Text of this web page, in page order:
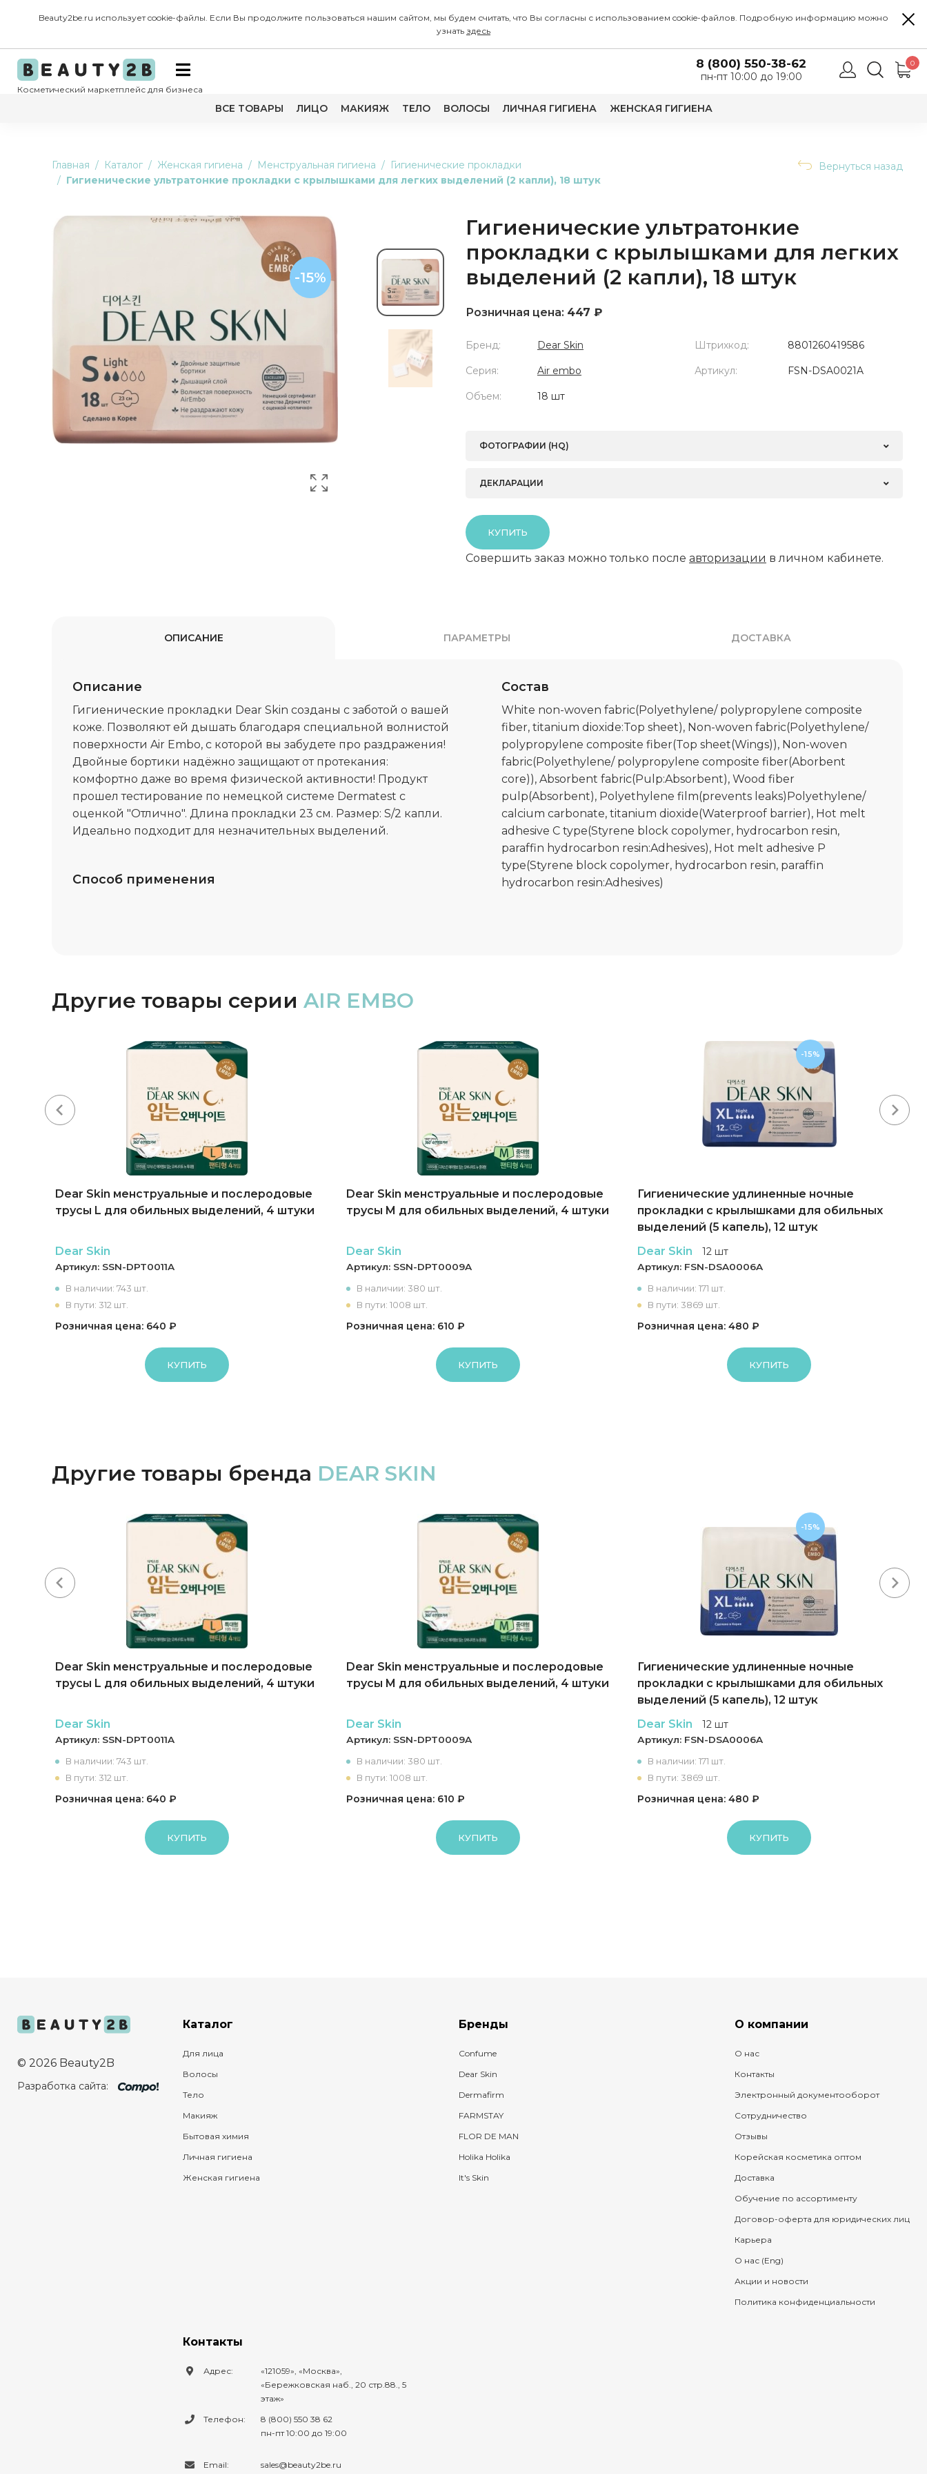
Beauty2be.ru использует cookie-файлы. Если Вы продолжите пользоваться нашим сайтом, мы будем считать, что Вы согласны с использованием cookie-файлов. Подробную информацию можно
узнать здесь
Косметический маркетплейс для бизнеса
8 (800) 550-38-62
пн-пт 10:00 до 19:00
0
ВСЕ ТОВАРЫ ЛИЦО МАКИЯЖ ТЕЛО ВОЛОСЫ ЛИЧНАЯ ГИГИЕНА ЖЕНСКАЯ ГИГИЕНА
Главная Каталог Женская гигиена Менструальная гигиена
Гигиенические прокладки
Гигиенические ультратонкие прокладки с крылышками для легких выделений (2 капли), 18 штук
Вернуться назад
-15%
Гигиенические ультратонкие
прокладки с крылышками для легких
выделений (2 капли), 18 штук
Розничная цена: 447 ₽
Бренд: Dear Skin Штрихкод: 8801260419586
Серия: Air embo Артикул: FSN-DSA0021A
Объем: 18 шт
ФОТОГРАФИИ (HQ)
ДЕКЛАРАЦИИ
КУПИТЬ
Совершить заказ можно только после авторизации в личном кабинете.
ОПИСАНИЕ ПАРАМЕТРЫ ДОСТАВКА
Описание
Гигиенические прокладки Dear Skin созданы с заботой о вашей
коже. Позволяют ей дышать благодаря специальной волнистой
поверхности Air Embo, с которой вы забудете про раздражения!
Двойные бортики надёжно защищают от протекания:
комфортно даже во время физической активности! Продукт
прошел тестирование по немецкой системе Dermatest с
оценкой "Отлично". Длина прокладки 23 см. Размер: S/2 капли.
Идеально подходит для незначительных выделений.
Способ применения
Состав
White non-woven fabric(Polyethylene/ polypropylene composite
fiber, titanium dioxide:Top sheet), Non-woven fabric(Polyethylene/
polypropylene composite fiber(Top sheet(Wings)), Non-woven
fabric(Polyethylene/ polypropylene composite fiber(Aborbent
core)), Absorbent fabric(Pulp:Absorbent), Wood fiber
pulp(Absorbent), Polyethylene film(prevents leaks)Polyethylene/
calcium carbonate, titanium dioxide(Waterproof barrier), Hot melt
adhesive C type(Styrene block copolymer, hydrocarbon resin,
paraffin hydrocarbon resin:Adhesives), Hot melt adhesive P
type(Styrene block copolymer, hydrocarbon resin, paraffin
hydrocarbon resin:Adhesives)
Другие товары серии AIR EMBO
Dear Skin менструальные и послеродовые
трусы L для обильных выделений, 4 штуки
Dear Skin
Артикул: SSN-DPT0011A
В наличии: 743 шт.
В пути: 312 шт.
Розничная цена: 640 ₽
КУПИТЬ
Dear Skin менструальные и послеродовые
трусы M для обильных выделений, 4 штуки
Dear Skin
Артикул: SSN-DPT0009A
В наличии: 380 шт.
В пути: 1008 шт.
Розничная цена: 610 ₽
КУПИТЬ
Гигиенические удлиненные ночные
прокладки с крылышками для обильных
выделений (5 капель), 12 штук
Dear Skin
12 шт
Артикул: FSN-DSA0006A
В наличии: 171 шт.
В пути: 3869 шт.
Розничная цена: 480 ₽
КУПИТЬ
-15%
Next
Другие товары бренда DEAR SKIN
Dear Skin менструальные и послеродовые
трусы L для обильных выделений, 4 штуки
Dear Skin
Артикул: SSN-DPT0011A
В наличии: 743 шт.
В пути: 312 шт.
Розничная цена: 640 ₽
КУПИТЬ
Dear Skin менструальные и послеродовые
трусы M для обильных выделений, 4 штуки
Dear Skin
Артикул: SSN-DPT0009A
В наличии: 380 шт.
В пути: 1008 шт.
Розничная цена: 610 ₽
КУПИТЬ
Гигиенические удлиненные ночные
прокладки с крылышками для обильных
выделений (5 капель), 12 штук
Dear Skin
12 шт
Артикул: FSN-DSA0006A
В наличии: 171 шт.
В пути: 3869 шт.
Розничная цена: 480 ₽
КУПИТЬ
-15%
Next
© 2026 Beauty2B
Разработка сайта:
Каталог
Для лица
Волосы
Тело
Макияж
Бытовая химия
Личная гигиена
Женская гигиена
Бренды
Confume
Dear Skin
Dermafirm
FARMSTAY
FLOR DE MAN
Holika Holika
It's Skin
О компании
О нас
Контакты
Электронный документооборот
Сотрудничество
Отзывы
Корейская косметика оптом
Доставка
Обучение по ассортименту
Договор-оферта для юридических лиц
Карьера
О нас (Eng)
Акции и новости
Политика конфиденциальности
Контакты
Адрес: 121059 , Москва ,
Бережковская наб., 20 стр.88., 5
этаж
Телефон:
8 (800) 550 38 62
пн-пт 10:00 до 19:00
Email: sales@beauty2be.ru